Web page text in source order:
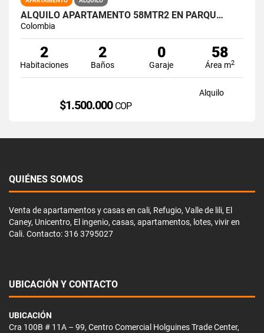
ALQUILO APARTAMENTO 58MTR2 EN PARQU…
Colombia
2
Habitaciones
2
Baños
0
Garaje
58
Área m2
Alquilo
$1.500.000 COP
QUIÉNES SOMOS
Venta de apartamentos y casas en cali, Refugio, Valle de lili, El
Caney, Unicentro, El ingenio, casas, apartamentos, lotes, vivir en
Cali. Contacto: 316 3795027
UBICACIÓN Y CONTACTO
UBICACIÓN
Cra 100B # 11A – 99, Centro Comercial Holguines Trade Center,